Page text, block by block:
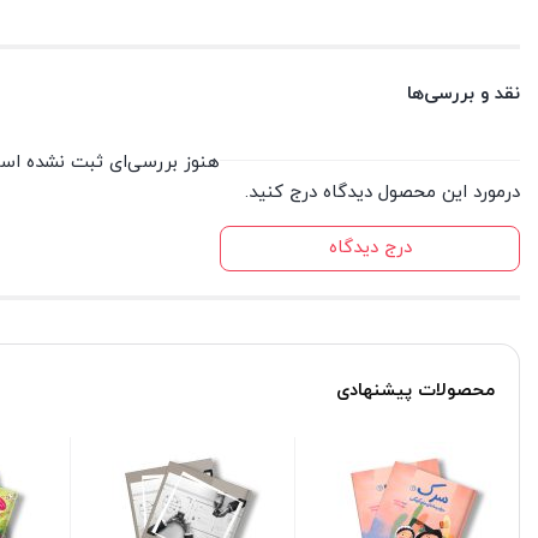
نقد و بررسی‌ها
درمورد این محصول دیدگاه درج کنید.
درج دیدگاه
هنوز بررسی‌ای ثبت نشده
محصولات پیشنهادی